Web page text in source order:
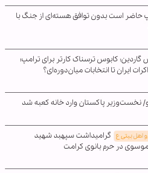
حاضر است بدون توافق هسته‌ای از جنگ با
گاردین: کابوس ترسناک کارتر برای ترامپ؛
ایران تا انتخابات میان‌دوره‌ای؟
نخست‌وزیر پاکستان وارد خانه کعبه شد
و اهل بیتی ع گرامیداشت سپهبد شهید
در حرم بانوی کرامت